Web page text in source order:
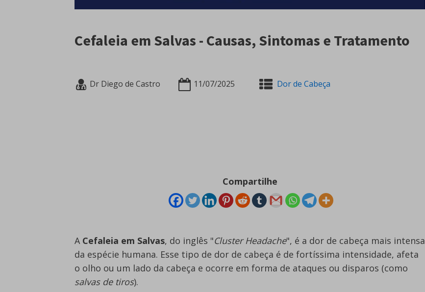
Cefaleia em Salvas - Causas, Sintomas e Tratamento
Dr Diego de Castro 11/07/2025 Dor de Cabeça
Compartilhe
A Cefaleia em Salvas, do inglês "Cluster Headache", é a dor de cabeça mais intensa
da espécie humana. Esse tipo de dor de cabeça é de fortíssima intensidade, afeta
o olho ou um lado da cabeça e ocorre em forma de ataques ou disparos (como
salvas de tiros).